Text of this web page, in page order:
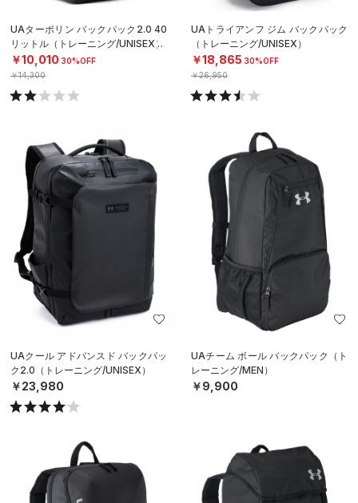
UAターポリン バックパック2.0 40
リットル（トレーニング/UNISEX）
￥10,010 30%OFF
￥14,300
UAトライアンフ ジム バックパック
（トレーニング/UNISEX）
￥18,865 30%OFF
￥26,950
UAクール アドバンスド バックパッ
ク2.0（トレーニング/UNISEX）
￥23,980
UAチーム ボール バックパック（ト
レーニング/MEN）
￥9,900